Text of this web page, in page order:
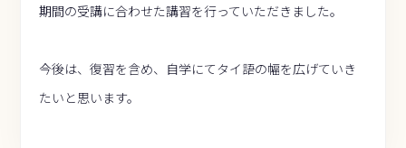
期間の受講に合わせた講習を行っていただきました。
今後は、復習を含め、自学にてタイ語の幅を広げていき
たいと思います。